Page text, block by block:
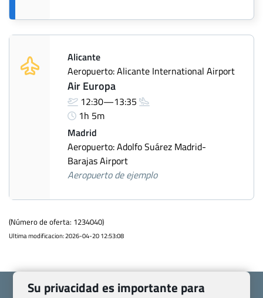
Alicante
Aeropuerto: Alicante International Airport
Air Europa
12:30—13:35
1h 5m
Madrid
Aeropuerto: Adolfo Suárez Madrid-
Barajas Airport
Aeropuerto de ejemplo
(Número de oferta: 1234040)
Ultima modificacion: 2026-04-20 12:53:08
Su privacidad es importante para